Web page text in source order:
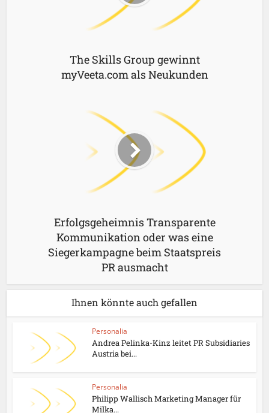
The Skills Group gewinnt
myVeeta.com als Neukunden
Erfolgsgeheimnis Transparente
Kommunikation oder was eine
Siegerkampagne beim Staatspreis
PR ausmacht
Ihnen könnte auch gefallen
Personalia
Andrea Pelinka-Kinz leitet PR Subsidiaries
Austria bei...
Personalia
Philipp Wallisch Marketing Manager für
Milka...